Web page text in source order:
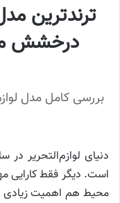
ترندترین
درخشش
بررسی کامل مدل
دنیای لوازم‌التحریر در
است. دیگر فقط کارایی
محیط هم اهمیت زیادی